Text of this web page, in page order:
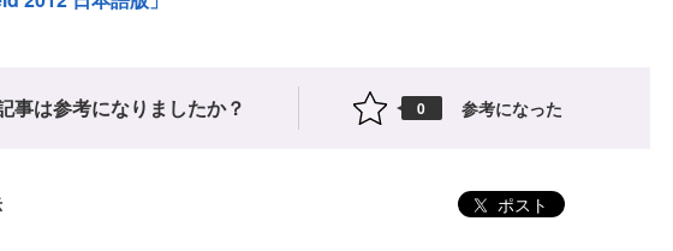
事は参考になりましたか？ 0 参考になった
ポスト